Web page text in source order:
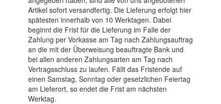
Artikel sofort versandfertig. Die Lieferung erfolgt hier
spätesten innerhalb von 10 Werktagen. Dabei
beginnt die Frist für die Lieferung im Falle der
Zahlung per Vorkasse am Tag nach Zahlungsauftrag
an die mit der Überweisung beauftragte Bank und
bei allen anderen Zahlungsarten am Tag nach
Vertragsschluss zu laufen. Fällt das Fristende auf
einen Samstag, Sonntag oder gesetzlichen Feiertag
am Lieferort, so endet die Frist am nächsten
Werktag.